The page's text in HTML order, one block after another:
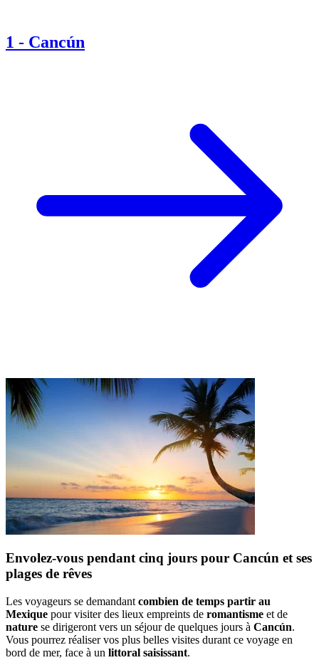
1 - Cancún
Envolez-vous pendant cinq jours pour Cancún et ses
plages de rêves
Les voyageurs se demandant combien de temps partir au
Mexique pour visiter des lieux empreints de romantisme et de
nature se dirigeront vers un séjour de quelques jours à Cancún.
Vous pourrez réaliser vos plus belles visites durant ce voyage en
bord de mer, face à un littoral saisissant.